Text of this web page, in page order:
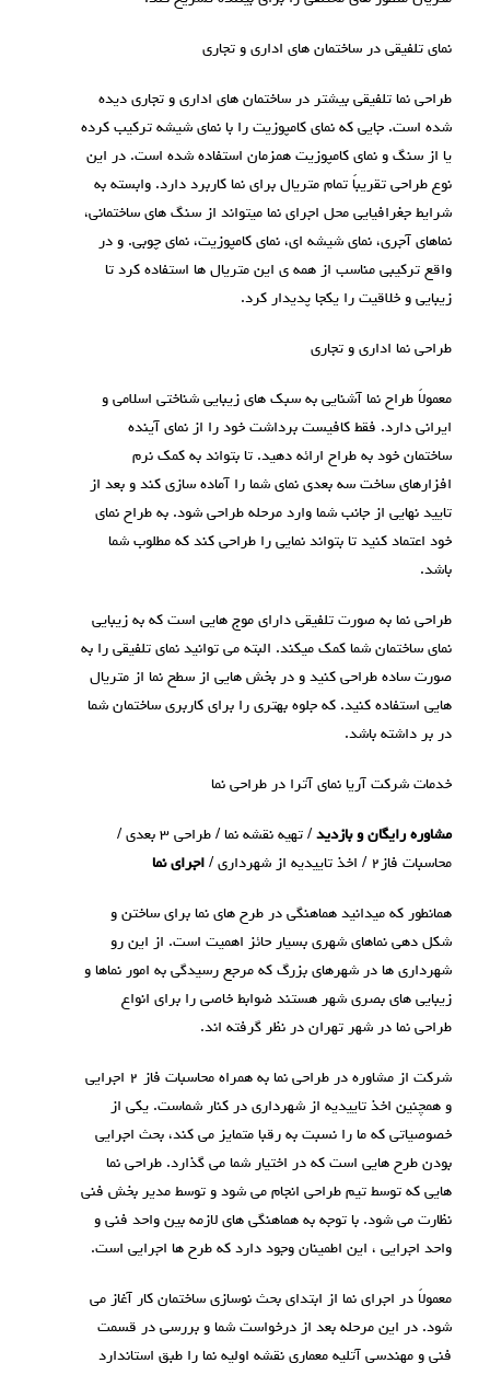
نمای تلفیقی در ساختمان های اداری و تجاری
طراحی نما تلفیقی بیشتر در ساختمان های اداری و تجاری دیده
شده است. جایی که نمای کامپوزیت را با نمای شیشه ترکیب کرده
یا از سنگ و نمای کامپوزیت همزمان استفاده شده است. در این
نوع طراحی تقریباً تمام متریال برای نما کاربرد دارد. وابسته به
شرایط جغرافیایی محل اجرای نما میتواند از سنگ های ساختمانی،
نماهای آجری، نمای شیشه ای، نمای کامپوزیت، نمای چوبی. و در
واقع ترکیبی مناسب از همه ی این متریال ها استفاده کرد تا
زیبایی و خلاقیت را یکجا پدیدار کرد.
طراحی نما اداری و تجاری
معمولاً طراح نما آشنایی به سبک های زیبایی شناختی اسلامی و
ایرانی دارد. فقط کافیست برداشت خود را از نمای آینده
ساختمان خود به طراح ارائه دهید. تا بتواند به کمک نرم
افزارهای ساخت سه بعدی نمای شما را آماده سازی کند و بعد از
تایید نهایی از جانب شما وارد مرحله طراحی شود. به طراح نمای
خود اعتماد کنید تا بتواند نمایی را طراحی کند که مطلوب شما
باشد.
طراحی نما به صورت تلفیقی دارای موج هایی است که به زیبایی
نمای ساختمان شما کمک میکند. البته می توانید نمای تلفیقی را به
صورت ساده طراحی کنید و در بخش هایی از سطح نما از متریال
هایی استفاده کنید. که جلوه بهتری را برای کاربری ساختمان شما
در بر داشته باشد.
خدمات شرکت آریا نمای آترا در طراحی نما
مشاوره رایگان و بازدید
/ تهیه نقشه نما / طراحی ۳ بعدی /
محاسبات فاز۲ / اخذ تاییدیه از شهرداری /
اجرای نما
همانطور که میدانید هماهنگی در طرح های نما برای ساختن و
شکل دهی نماهای شهری بسیار حائز اهمیت است. از این رو
شهرداری ها در شهرهای بزرگ که مرجع رسیدگی به امور نماها و
زیبایی های بصری شهر هستند ضوابط خاصی را برای انواع
طراحی نما در شهر تهران در نظر گرفته اند.
شرکت از مشاوره در طراحی نما به همراه محاسبات فاز ۲ اجرایی
و همچنین اخذ تاییدیه از شهرداری در کنار شماست. یکی از
خصوصیاتی که ما را نسبت به رقبا متمایز می کند، بحث اجرایی
بودن طرح هایی است که در اختیار شما می گذارد. طراحی نما
هایی که توسط تیم طراحی انجام می شود و توسط مدیر بخش فنی
نظارت می شود. با توجه به هماهنگی های لازمه بین واحد فنی و
واحد اجرایی ، این اطمینان وجود دارد که طرح ها اجرایی است.
معمولاً در اجرای نما از ابتدای بحث نوسازی ساختمان کار آغاز می
شود. در این مرحله بعد از درخواست شما و بررسی در قسمت
فنی و مهندسی آتلیه معماری نقشه اولیه نما را طبق استاندارد